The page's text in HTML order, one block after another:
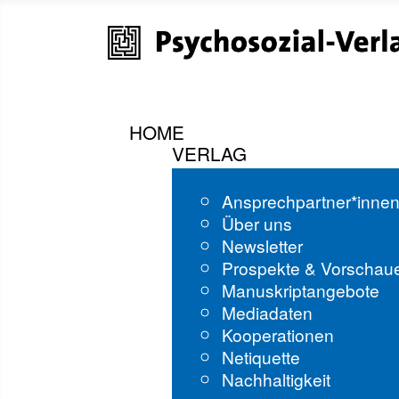
HOME
VERLAG
Über uns
Newsletter
Prospekte &
Manuskriptangebote
Mediadaten
Kooperationen
Netiquette
Nachhaltigkeit